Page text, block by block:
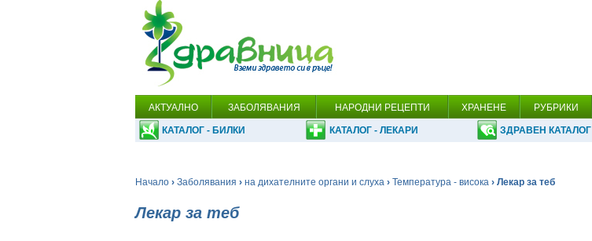
АКТУАЛНО ЗАБОЛЯВАНИЯ НАРОДНИ РЕЦЕПТИ ХРАНЕНЕ РУБРИКИ
КАТАЛОГ - БИЛКИ КАТАЛОГ - ЛЕКАРИ ЗДРАВЕН КАТАЛОГ
Начало › Заболявания › на дихателните органи и слуха › Температура - висока › Лекар за теб
Лекар за теб